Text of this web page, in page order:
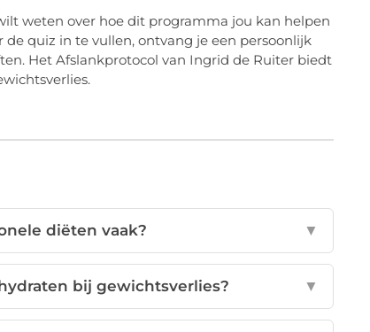
weten over hoe dit programma jou kan helpen
quiz in te vullen, ontvang je een persoonlijk
Het Afslankprotocol van Ingrid de Ruiter biedt
diëten vaak? ▼
bij gewichtsverlies? ▼